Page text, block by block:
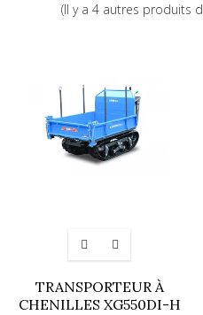
(Il y a 4 autres produits
TRANSPORTEUR À
CHENILLES XG550DI-H